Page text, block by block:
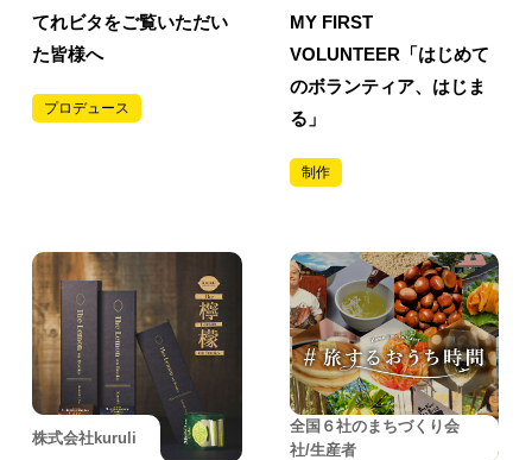
てれビタをご覧いただい
た皆様へ
プロデュース
MY FIRST
VOLUNTEER「はじめて
のボランティア、はじま
る」
制作
株式会社kuruli
全国６社のまちづくり会
社/生産者